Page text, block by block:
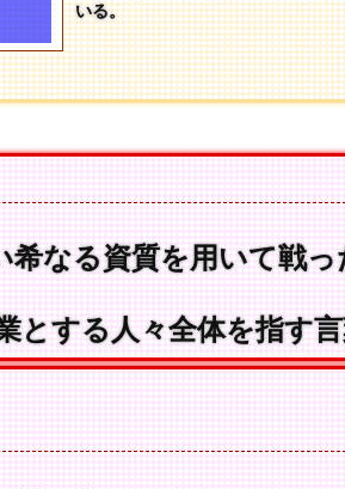
いる。
なる資質を用いて戦っ
する人々全体を指す言